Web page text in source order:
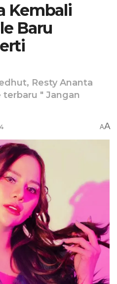
Kembali
Baru
Resty Ananta
" Jangan
AA